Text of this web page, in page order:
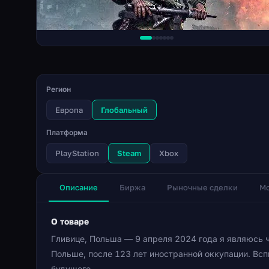
Регион
Европа Глобальный
Платформа
PlayStation Steam Xbox
Описание Биржа Рыночные сделки
О товаре
Гливице, Польша — 9 апреля 2024 года я являюсь
Польше, после 123 лет иностранной оккупации.